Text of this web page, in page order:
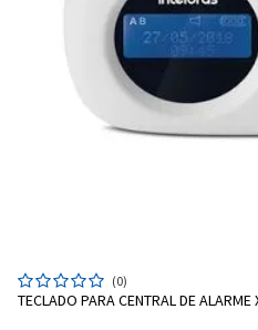
(0)
TECLADO PARA CENTRAL DE